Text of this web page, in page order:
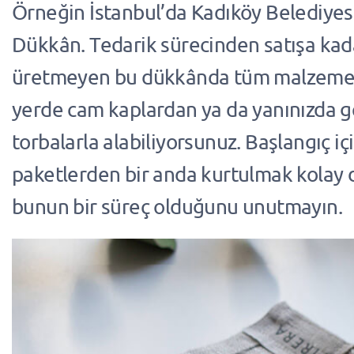
Örneğin İstanbul’da Kadıköy
Dükkân. Tedarik sürecinden satışa
üretmeyen bu dükkânda tüm
yerde cam kaplardan ya da yanınızda
torbalarla alabiliyorsunuz. Başlangıç
paketlerden bir anda kurtulmak kolay
bunun bir süreç olduğunu unutmayın.